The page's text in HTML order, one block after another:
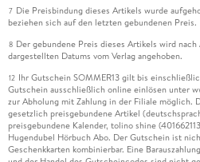
7 Die Preisbindung dieses Artikels wurde
beziehen sich auf den letzten gebundenen Preis.
8 Der gebundene Preis dieses Artikels wird
dargestellten Datums vom Verlag angehoben.
12 Ihr Gutschein SOMMER13 gilt bis
Gutschein ausschließlich online einlösen unter
zur Abholung mit Zahlung in der Filiale
gesetzlich preisgebundene Artikel
preisgebundene Kalender, tolino shine
Hugendubel Hörbuch Abo. Der Gutschein ist
Geschenkkarten kombinierbar. Eine